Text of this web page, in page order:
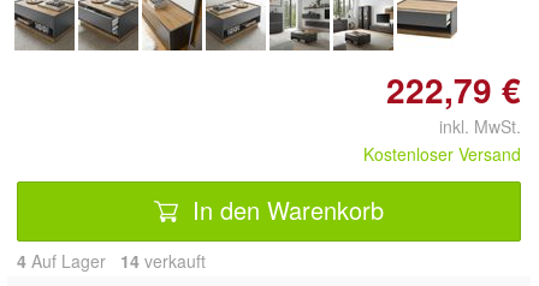
222,79 €
inkl. MwSt.
Kostenloser Versand
In den Warenkorb
4 Auf Lager 14 verkauft